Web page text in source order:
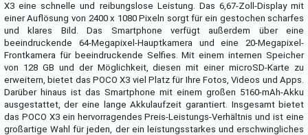
X3 eine schnelle und reibungslose Leistung. Das 6,67-Zoll-Display mit
einer Auflösung von 2400 x 1080 Pixeln sorgt für ein gestochen scharfes
und klares Bild. Das Smartphone verfügt außerdem über eine
beeindruckende 64-Megapixel-Hauptkamera und eine 20-Megapixel-
Frontkamera für beeindruckende Selfies. Mit einem internen Speicher
von 128 GB und der Möglichkeit, diesen mit einer microSD-Karte zu
erweitern, bietet das POCO X3 viel Platz für Ihre Fotos, Videos und Apps.
Darüber hinaus ist das Smartphone mit einem großen 5160-mAh-Akku
ausgestattet, der eine lange Akkulaufzeit garantiert. Insgesamt bietet
das POCO X3 ein hervorragendes Preis-Leistungs-Verhältnis und ist eine
großartige Wahl für jeden, der ein leistungsstarkes und erschwingliches